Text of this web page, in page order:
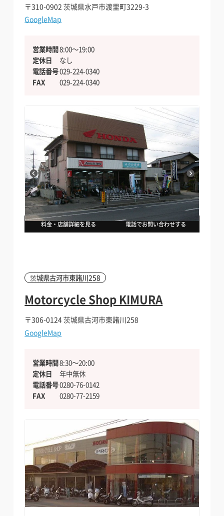
〒310-0902茨城県水戸市渡里町3229-3
GoogleMap
営業時間8:00〜19:00
定休日
なし
電話番号029-224-0340
FAX
029-224-0340
料金・店舗詳細を見る 電話でお問い合わせする
茨城県古河市東諸川258
Motorcycle Shop KIMURA
〒306-0124茨城県古河市東諸川258
GoogleMap
営業時間8:30〜20:00
定休日
年中無休
電話番号0280-76-0142
FAX
0280-77-2159